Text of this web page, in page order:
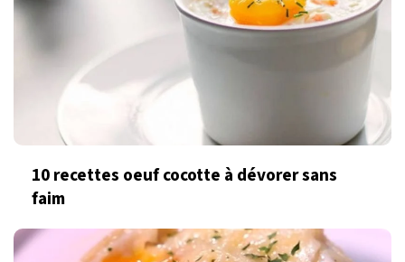
10 recettes oeuf cocotte à dévorer sans
faim